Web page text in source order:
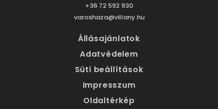
+36 72 592 930
varoshaza@villany.hu
Állásajánlatok
Adatvédelem
Süti beállítások
Impresszum
Oldaltérkép